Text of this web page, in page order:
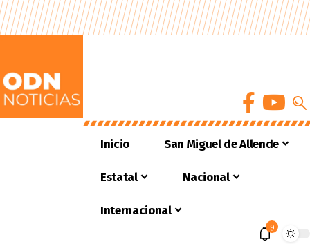
Inicio San Miguel de Allende
Estatal Nacional
Internacional
9